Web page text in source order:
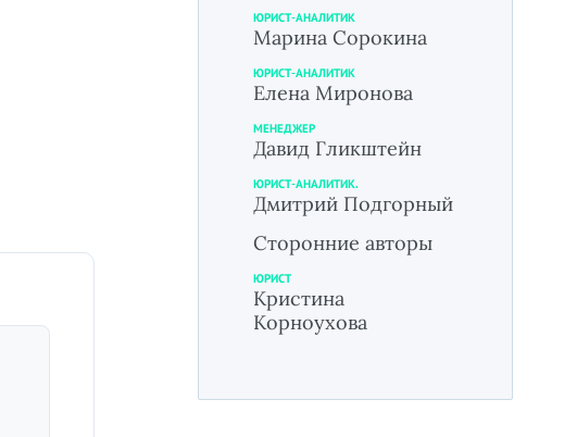
ЮРИСТ-АНАЛИТИК
Марина Сорокина
ЮРИСТ-АНАЛИТИК
Елена Миронова
МЕНЕДЖЕР
Давид Гликштейн
ЮРИСТ-АНАЛИТИК.
Дмитрий Подгорный
Сторонние авторы
ЮРИСТ
Кристина
Корноухова